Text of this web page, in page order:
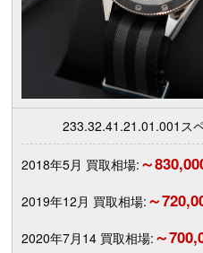
233.32.41.21.01.001ス
2018年5月 買取相場: ～
2019年12月 買取相場: ～
2020年7月14 買取相場: ～